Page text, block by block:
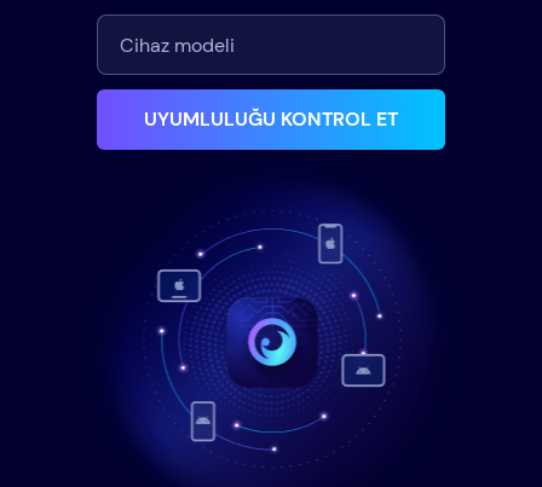
UYUMLULUĞU KONTROL ET